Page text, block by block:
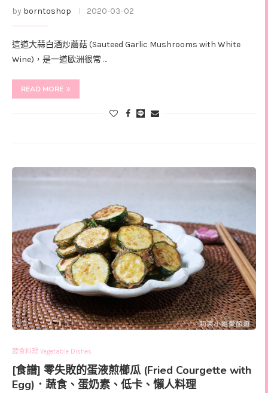
by borntoshop 2020-03-02
這道大蒜白酒炒蘑菇 (Sauteed Garlic Mushrooms with White
Wine)，是一道歐洲很常 …
READ MORE
蔬食料理 Vegetable Dishes
[食譜] 零失敗的蛋液煎櫛瓜 (Fried Courgette with
Egg)．蔬食、蛋奶素、低卡、懶人料理